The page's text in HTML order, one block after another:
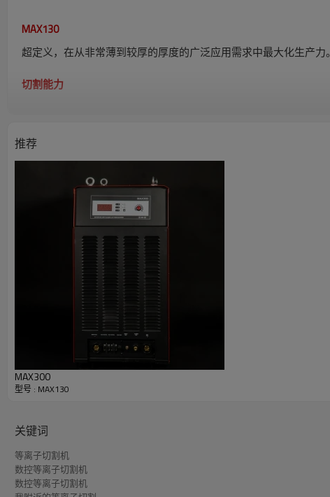
MAX130
超定义，在从非常薄到较厚的厚度的广泛应用需求中最大化生产力。
切割能力
生产穿孔
最大切割能力
不锈钢切割能力
推荐
MAX300
型号 : MAX130
关键词
等离子切割机
数控等离子切割机
数控等离子切割机